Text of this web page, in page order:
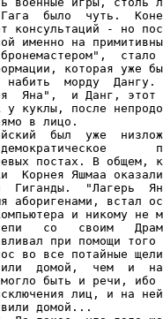
бить  морду  Дангу.  Каким-то образом они
случайно  встретились  у  "Лагеря  Яна",  и Данг, этот тщедушный мальчишка с
большими  бледными  глазами, как у куклы, после непродолжительного разговора
назвал Гага палачом и убийцей прямо в лицо.
     И  к  тому  же  герцог  Алайский  был  уже  низложен.  Власть  в стране
захватило       Временное       демократическое       правительство,       с
землянами-прогрессорами  на ключевых постах. В общем, каша заварилась такая,
что  практически  все  сотрудники  Корнея Яшмаа оказались втянутыми в бурный
водоворот  политических  событий  Гиганды.  "Лагерь  Яна"  почти  опустел, и
вопрос,  что  же  делать  с двумя аборигенами, встал особенно остро. Но если
мальчишка  Данг  тихо  сидел у компьютера и никому не мешал, то "котяра" Гаг
носился    по   близлежащей   степи   со   своим   Драмбой,   рыл   какие-то
фортификационные  линии,  изготавливал при помощи того же робота примитивное
огнестрельное  оружие,  совал  нос во все потайные щели и при каждом удобном
случае  ныл,  чтобы  его  отправили  домой,  чем  и  надоел всем безмерно. О
физической  ликвидации  Гага не могло быть и речи, ибо гуманные законы Земли
распространялись  на  всех без исключения лиц, и на ней пребывающих. И его в
конце концов действительно отправили домой...
     И  вот  тут-то и грянуло ЧП. Да такое, что дало жару всему "комкону", и
Максиму  Каммереру  в  особенности.  Началось все с того, что вся информация
БВИ,   касающаяся   Гиганды   и   всего,   что   с  ней  связано,  оказалась
заблокированной.  Каммерер  как  сейчас,  несмотря  на  прошедшие  семь лет,
помнил  весь  ужас  момента,  когда  он  запрашивал  БВИ  по  темам: "Маршал
Нагог-Гин",  "Империя  Каргон",  "Бойцовые  коты"  и  по  всему прочему, что
относилось  к  Гиганде.  И ответ был один: "Нет информации". Когда же запрос
посылался  на  профессоров,  работавших на Гиганде, БВИ хоть и не отрицал их
существования  как таковых, но насчет их местоположения молол всякую чушь. И
на  Гиганде,  конечно,  никто из них не работал, поскольку самой Гиганды как
бы   и  не  было  в  природе.  Глобальная  связь  с  ней  тоже  оказав  лась
заблокированной.  И  лишь  когда  Каммерер  набрал  файл  "Герцог Алайский",
вместо  привычного  уже "Нет информации" на визоре вдруг появилась раскрытая
тыльной стороной кисть руки, и надпись по-алайски внизу: "Уйди, смерд!"
     Вот  тогда-то  Максиму  и  показалось, что "серой завоняло" с особенной
силой.  В  самом  деле,  случай был беспрецедентный. В работе БВИ ни разу не
было  сбоев.  Максим  был  тогда близок к панике, во всех этих событиях явно
виделась  зловещая  длань странников. "Гиганда - это только начало", - думал
тогда  он. - "Потом они сотрут всю нашу память, блокируют все транспортные и
информационные   сети,  уничтожат  связь  с  периферией.  И  наступит  конец
цивилизации".
     Но  тогда  его  выручил  Горбовский.  Этот  глубокий  старик, ничуть не
утративший  остроту ума, смог правильно оценить и проанализировать ситуацию.
Горбовский  вообще  никогда  не  поддавался  панике,  касалось  ли  то  дела
"подкидышей",  "Массачусетского кошмара" и многих прочих подобных дел. Тогда
он  предложил Каммереру "прогуляться" в почти опустевший "Лагерь Яна". Почти
опустевший  потому,  что  почти все прогрессоры, включая Корнея Яшмаа, в тот
момент  работали  на Гиганде. В Лагере находился только один человек. И этим
человеком     был     "мальчишка"    Данг...    который    оказался    после
непродолжительного,  но  весьма  крутого  допроса,  майором военной разведки
герцога  Алайского,  и возраст его был двадцать три года, просто выглядел он
гораздо моложе.
     На  Гиганде  же  тем  временем  происходили  не менее бурные и дикие по
своей   неправдоподобности   события.   Несмотря   на   все  усилия  землян,
"социальная    революция"    захлебнулась    потоком    крови,    "Временное
демократическое   правительство"  оказалось  совершенно  неспособным  решить
государственные   задачи,   остро  вставшие  перед  молодой  республикой.  В
результате  власть  в  городе  быстро  перехватил  наследник  престола,  сын
старого  герцога,  пропавшего  без  вести. И когда Корней Яшмаа был вынужден
пойти  на  переговоры  с  молодым государем, опирающимся на поддержку своего
лучшего  друга,  шефа  военной  разведки  Одноглазого  Лиса, то с превеликим
изумлением  узнал  в  молодом  "полковнике Гигоне" тупого солдафона Гага, от
которого  не чаял избавиться в "Лагере Яна". И хотя молодой герцог и был как
две  капли  воды похож на до боли знакомого "котяру", на этом все сходство и
заканчивалось.  Теперь  перед  Корнеем  сидел  умный  и  безжалостный, но не
беспричинно  жестокий аристократ. И к тому же хитрый профессионал-разведчик.
Разговор  был